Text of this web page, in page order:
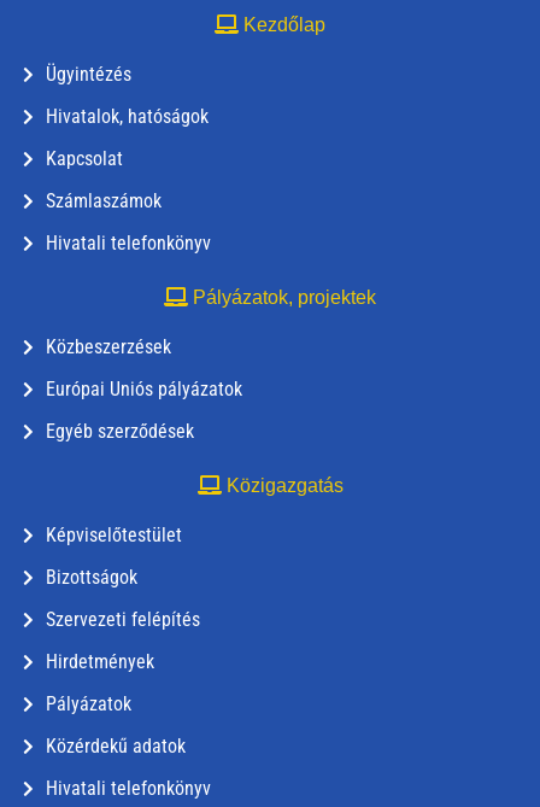
Kezdőlap
Ügyintézés
Hivatalok, hatóságok
Kapcsolat
Számlaszámok
Hivatali telefonkönyv
Pályázatok, projektek
Közbeszerzések
Európai Uniós pályázatok
Egyéb szerződések
Közigazgatás
Képviselőtestület
Bizottságok
Szervezeti felépítés
Hirdetmények
Pályázatok
Közérdekű adatok
Hivatali telefonkönyv